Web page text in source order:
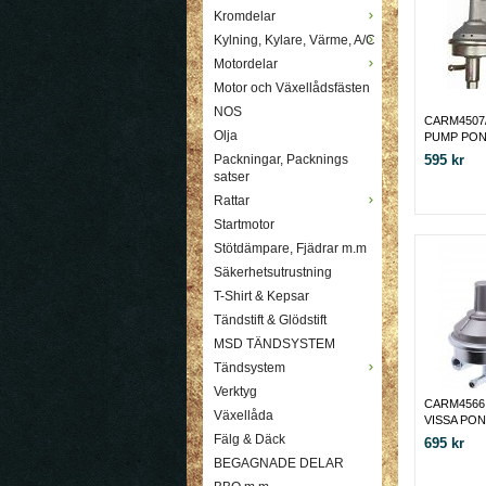
Kromdelar
Kylning, Kylare, Värme, A/C
Motordelar
Motor och Växellådsfästen
NOS
Olja
Packningar, Packnings
satser
Rattar
Startmotor
Stötdämpare, Fjädrar m.m
Säkerhetsutrustning
T-Shirt & Kepsar
Tändstift & Glödstift
MSD TÄNDSYSTEM
Tändsystem
Verktyg
Växellåda
Fälg & Däck
BEGAGNADE DELAR
PUMP
595 kr
VISSA
695 kr